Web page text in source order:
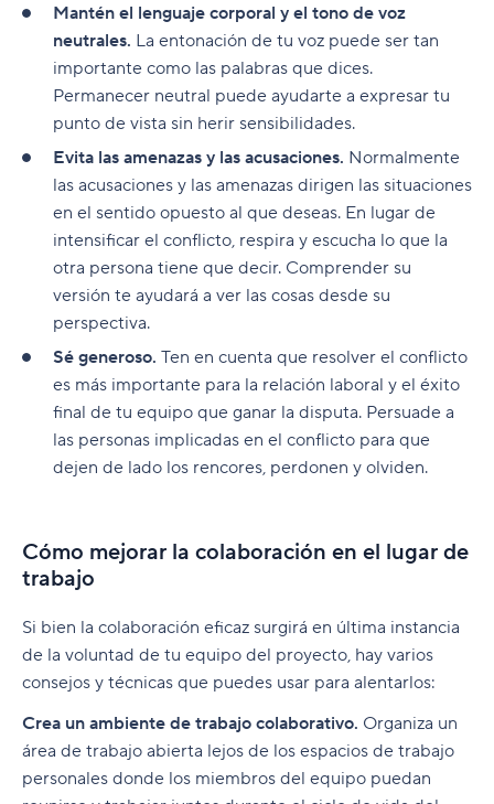
Mantén el lenguaje corporal y el tono de voz
neutrales. La entonación de tu voz puede ser tan
importante como las palabras que dices.
Permanecer neutral puede ayudarte a expresar tu
punto de vista sin herir sensibilidades.
Evita las amenazas y las acusaciones. Normalmente
las acusaciones y las amenazas dirigen las situaciones
en el sentido opuesto al que deseas. En lugar de
intensificar el conflicto, respira y escucha lo que la
otra persona tiene que decir. Comprender su
versión te ayudará a ver las cosas desde su
perspectiva.
Sé generoso. Ten en cuenta que resolver el conflicto
es más importante para la relación laboral y el éxito
final de tu equipo que ganar la disputa. Persuade a
las personas implicadas en el conflicto para que
dejen de lado los rencores, perdonen y olviden.
Cómo mejorar la colaboración en el lugar de
trabajo
Si bien la colaboración eficaz surgirá en última instancia
de la voluntad de tu equipo del proyecto, hay varios
consejos y técnicas que puedes usar para alentarlos:
Crea un ambiente de trabajo colaborativo. Organiza un
área de trabajo abierta lejos de los espacios de trabajo
personales donde los miembros del equipo puedan